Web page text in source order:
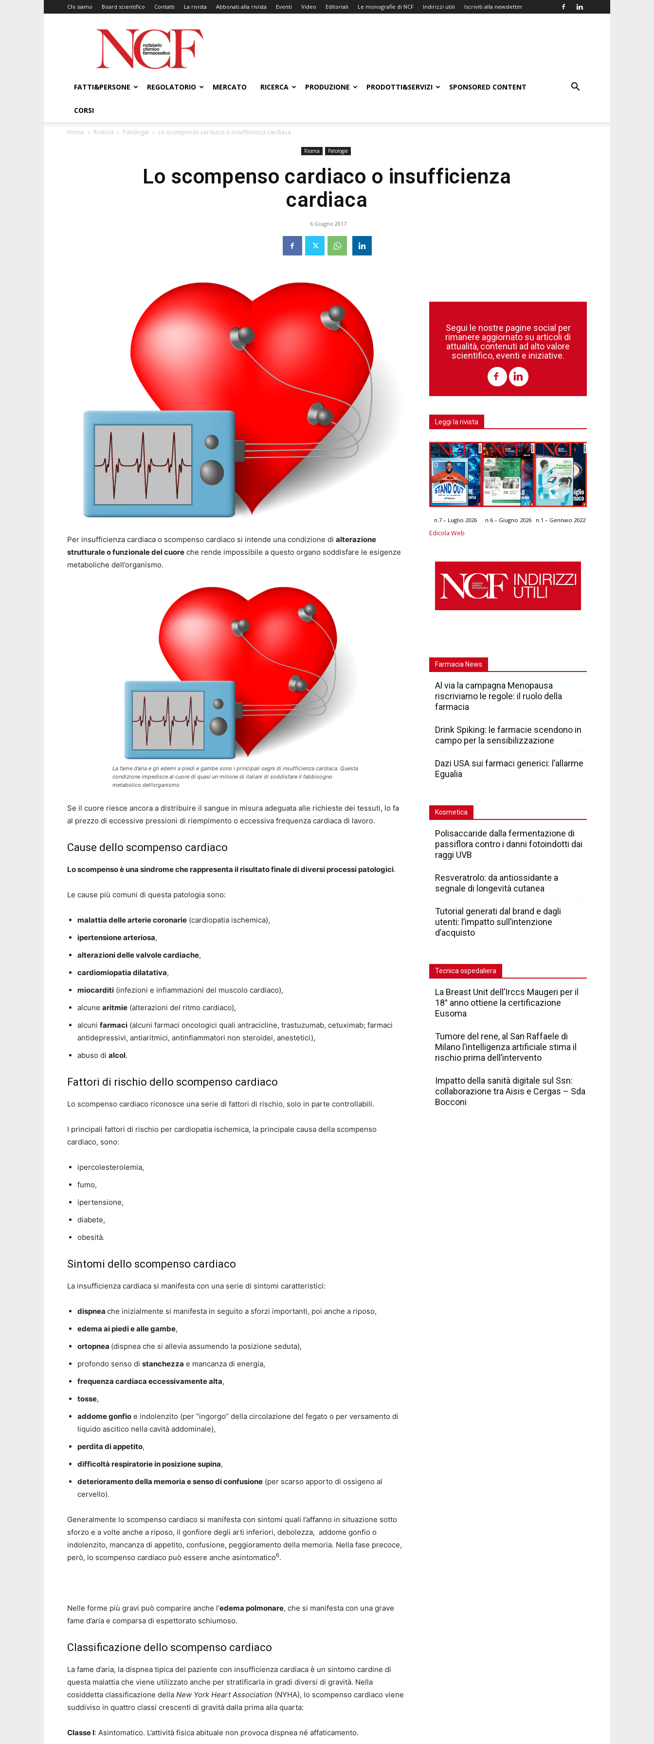
Chi siamo Board scientifico Contatti La rivista Abbonati alla rivista Eventi Video Editoriali Le monografie di NCF Indirizzi utili Iscriviti alla newsletter
NCF
–
Notiziario
Chimico
FATTI&PERSONE
REGOLATORIO MERCATO RICERCA PRODUZIONE PRODOTTI&SERVIZI SPONSORED CONTENT
CORSI
Home Ricerca Patologie Lo scompenso cardiaco o insufficienza cardiaca
Ricerca Patologie
Lo scompenso cardiaco o insufficienza
cardiaca
6 Giugno 2017
Per insufficienza cardiaca o scompenso cardiaco si intende una condizione di alterazione
strutturale o funzionale del cuore che rende impossibile a questo organo soddisfare le esigenze
metaboliche dell’organismo.
La fame d’aria e gli edemi a piedi e gambe sono i principali segni di insufficienza cardiaca. Questa
condizione impedisce al cuore di quasi un milione di italiani di soddisfare il fabbisogno
metabolico dell’organismo
Se il cuore riesce ancora a distribuire il sangue in misura adeguata alle richieste dei tessuti, lo fa
al prezzo di eccessive pressioni di riempimento o eccessiva frequenza cardiaca di lavoro.
Cause dello scompenso cardiaco
Lo scompenso è una sindrome che rappresenta il risultato finale di diversi processi patologici.
Le cause più comuni di questa patologia sono:
malattia delle arterie coronarie (cardiopatia ischemica),
ipertensione arteriosa,
alterazioni delle valvole cardiache,
cardiomiopatia dilatativa,
miocarditi (infezioni e infiammazioni del muscolo cardiaco),
alcune aritmie (alterazioni del ritmo cardiaco),
alcuni farmaci (alcuni farmaci oncologici quali antracicline, trastuzumab, cetuximab; farmaci
antidepressivi, antiaritmici, antinfiammatori non steroidei, anestetici),
abuso di alcol.
Fattori di rischio dello scompenso cardiaco
Lo scompenso cardiaco riconosce una serie di fattori di rischio, solo in parte controllabili.
I principali fattori di rischio per cardiopatia ischemica, la principale causa della scompenso
cardiaco, sono:
ipercolesterolemia,
fumo,
ipertensione,
diabete,
obesità.
Sintomi dello scompenso cardiaco
La insufficienza cardiaca si manifesta con una serie di sintomi caratteristici:
dispnea che inizialmente si manifesta in seguito a sforzi importanti, poi anche a riposo,
edema ai piedi e alle gambe,
ortopnea (dispnea che si allevia assumendo la posizione seduta),
profondo senso di stanchezza e mancanza di energia,
frequenza cardiaca eccessivamente alta,
tosse,
addome gonfio e indolenzito (per “ingorgo” della circolazione del fegato o per versamento di
liquido ascitico nella cavità addominale),
perdita di appetito,
difficoltà respiratorie in posizione supina,
deterioramento della memoria e senso di confusione (per scarso apporto di ossigeno al
cervello).
Generalmente lo scompenso cardiaco si manifesta con sintomi quali l’affanno in situazione sotto
sforzo e a volte anche a riposo, il gonfiore degli arti inferiori, debolezza, addome gonfio o
indolenzito, mancanza di appetito, confusione, peggioramento della memoria. Nella fase precoce,
però, lo scompenso cardiaco può essere anche asintomatico6.
Nelle forme più gravi può comparire anche l’edema polmonare, che si manifesta con una grave
fame d’aria e comparsa di espettorato schiumoso.
Classificazione dello scompenso cardiaco
La fame d’aria, la dispnea tipica del paziente con insufficienza cardiaca è un sintomo cardine di
questa malattia che viene utilizzato anche per stratificarla in gradi diversi di gravità. Nella
cosiddetta classificazione della New York Heart Association (NYHA), lo scompenso cardiaco viene
suddiviso in quattro classi crescenti di gravità dalla prima alla quarta:
Classe I: Asintomatico. L’attività fisica abituale non provoca dispnea né affaticamento.
Segui le nostre pagine social per
rimanere aggiornato su articoli di
attualità, contenuti ad alto valore
scientifico, eventi e iniziative.
Leggi la rivista
n.7 – Luglio 2026 n.6 – Giugno 2026 n.1 – Gennaio 2022
Edicola Web
Farmacia News
Al via la campagna Menopausa
riscriviamo le regole: il ruolo della
farmacia
Drink Spiking: le farmacie scendono in
campo per la sensibilizzazione
Dazi USA sui farmaci generici: l’allarme
Egualia
Kosmetica
Polisaccaride dalla fermentazione di
passiflora contro i danni fotoindotti dai
raggi UVB
Resveratrolo: da antiossidante a
segnale di longevità cutanea
Tutorial generati dal brand e dagli
utenti: l’impatto sull’intenzione
d’acquisto
Tecnica ospedaliera
La Breast Unit dell’Irccs Maugeri per il
18° anno ottiene la certificazione
Eusoma
Tumore del rene, al San Raffaele di
Milano l’intelligenza artificiale stima il
rischio prima dell’intervento
Impatto della sanità digitale sul Ssn:
collaborazione tra Aisis e Cergas – Sda
Bocconi